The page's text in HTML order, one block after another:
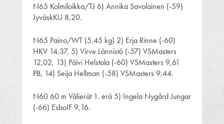
N65 Kolmiloikka/TJ 6) Annika Savolainen (-59)
JyväskKU 8,20.
N65 Paino/WT (5,45 kg) 2) Erja Rinne (-60)
HKV 14,37, 5) Virve Lännistö (-57) VSMasters
12,02, 13) Päivi Helstola (-60) VSMasters 9,61
PB, 14) Seija Hellman (-58) VSMasters 9,44.
N60 60 m Välierät 1. erä 5) Ingela Nygård Jungar
(-66) EsboIF 9,16.